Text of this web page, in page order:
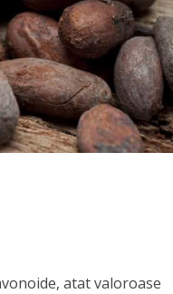
atat valoroase